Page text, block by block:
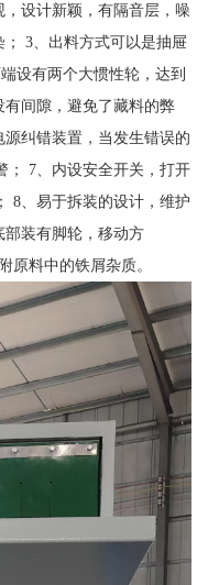
设计新颖，有隔音层，噪
3、出料方式可以是抽屉
设有两个大惯性轮，达到
间隙，避免了藏料的弊
纠错装置，当发生错误的
； 7、内设安全开关，打开
8、易于拆装的设计，维护
装有脚轮，移动方
原料中的铁屑杂质。